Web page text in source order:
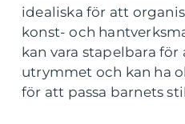
idealiska för att
konst- och
kan vara stapelbara
utrymmet och kan ha
för att passa barnets